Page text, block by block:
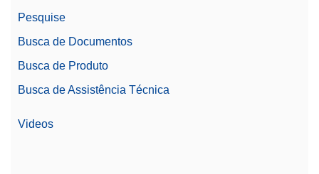
Pesquise
Busca de Documentos
Busca de Produto
Busca de Assistência Técnica
Videos